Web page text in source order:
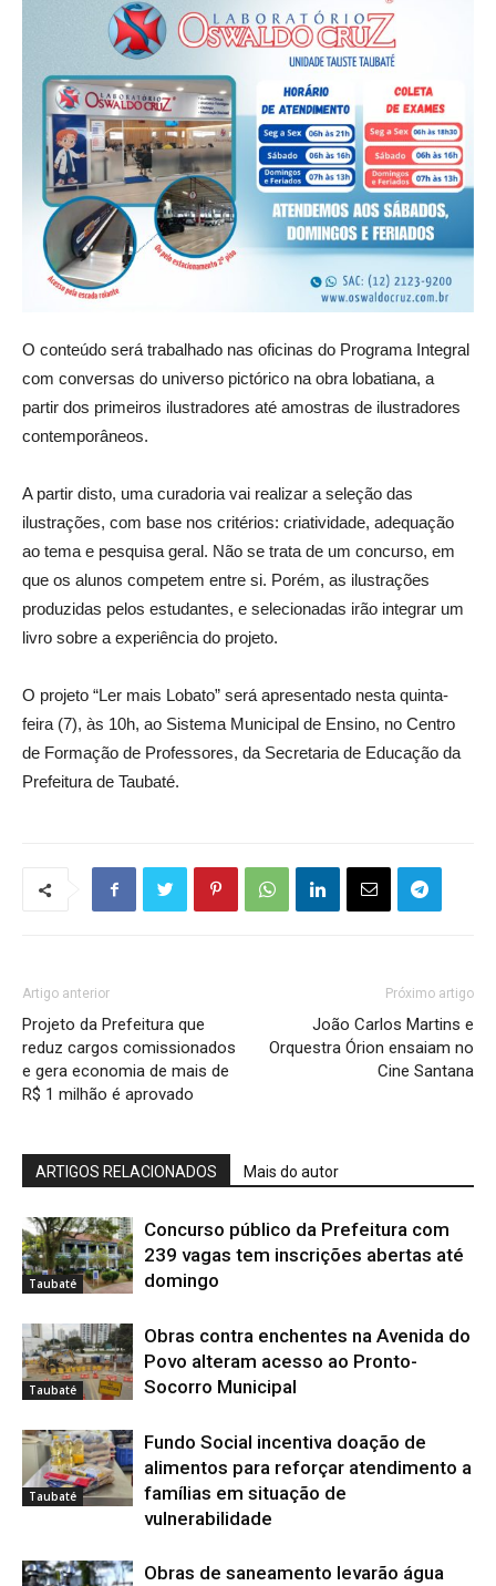
O conteúdo será trabalhado nas oficinas do Programa Integral
com conversas do universo pictórico na obra lobatiana, a
partir dos primeiros ilustradores até amostras de ilustradores
contemporâneos.
A partir disto, uma curadoria vai realizar a seleção das
ilustrações, com base nos critérios: criatividade, adequação
ao tema e pesquisa geral. Não se trata de um concurso, em
que os alunos competem entre si. Porém, as ilustrações
produzidas pelos estudantes, e selecionadas irão integrar um
livro sobre a experiência do projeto.
O projeto “Ler mais Lobato” será apresentado nesta quinta-
feira (7), às 10h, ao Sistema Municipal de Ensino, no Centro
de Formação de Professores, da Secretaria de Educação da
Prefeitura de Taubaté.
Artigo anterior
Projeto da Prefeitura que
reduz cargos comissionados
e gera economia de mais de
R$ 1 milhão é aprovado
Próximo artigo
João Carlos Martins e
Orquestra Órion ensaiam no
Cine Santana
ARTIGOS RELACIONADOS Mais do autor
Taubaté
Concurso público da Prefeitura com
239 vagas tem inscrições abertas até
domingo
Taubaté
Obras contra enchentes na Avenida do
Povo alteram acesso ao Pronto-
Socorro Municipal
Taubaté
Fundo Social incentiva doação de
alimentos para reforçar atendimento a
famílias em situação de
vulnerabilidade
Obras de saneamento levarão água